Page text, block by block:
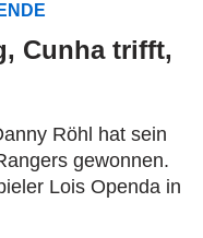
Cunha trifft,
Röhl hat sein
gewonnen.
Lois Openda in